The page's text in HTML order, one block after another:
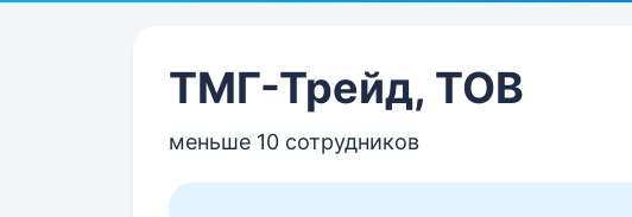
ТМГ-Трейд, ТОВ
меньше 10 сотрудников